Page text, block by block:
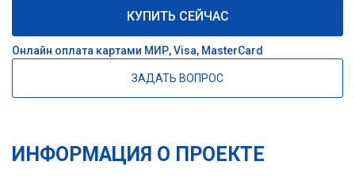
КУПИТЬ СЕЙЧАС
Онлайн оплата картами МИР, Visa, MasterCard
ЗАДАТЬ ВОПРОС
ИНФОРМАЦИЯ О ПРОЕКТЕ